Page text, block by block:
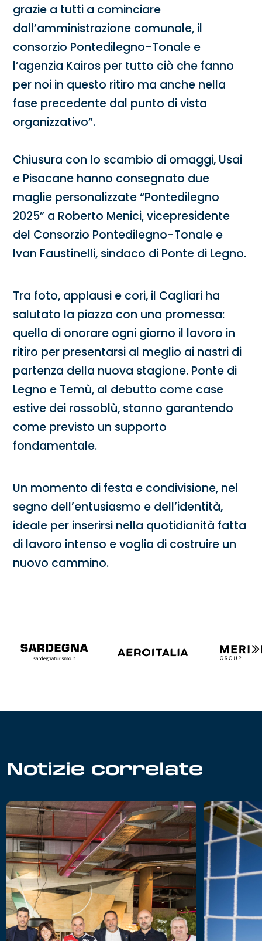
grazie a tutti a cominciare
dall’amministrazione comunale, il
consorzio Pontedilegno-Tonale e
l’agenzia Kairos per tutto ciò che fanno
per noi in questo ritiro ma anche nella
fase precedente dal punto di vista
organizzativo”.
Chiusura con lo scambio di omaggi, Usai
e Pisacane hanno consegnato due
maglie personalizzate “Pontedilegno
2025” a Roberto Menici, vicepresidente
del Consorzio Pontedilegno-Tonale e
Ivan Faustinelli, sindaco di Ponte di Legno.
Tra foto, applausi e cori, il Cagliari ha
salutato la piazza con una promessa:
quella di onorare ogni giorno il lavoro in
ritiro per presentarsi al meglio ai nastri di
partenza della nuova stagione. Ponte di
Legno e Temù, al debutto come case
estive dei rossoblù, stanno garantendo
come previsto un supporto
fondamentale.
Un momento di festa e condivisione, nel
segno dell’entusiasmo e dell’identità,
ideale per inserirsi nella quotidianità fatta
di lavoro intenso e voglia di costruire un
nuovo cammino.
Notizie correlate